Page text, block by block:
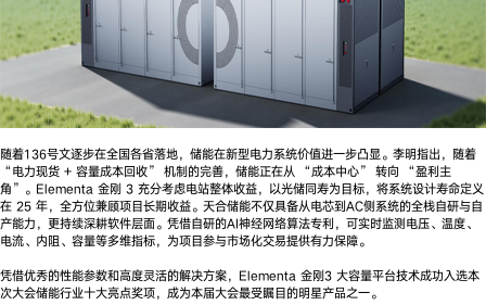
随着136号文逐步在全国各省落地，储能在新型电力系统价值进一步凸显。李明指出，随着
“电力现货 + 容量成本回收” 机制的完善，储能正在从 “成本中心” 转向 “盈利主
角”。Elementa 金刚 3 充分考虑电站整体收益，以光储同寿为目标，将系统设计寿命定义
在 25 年，全方位兼顾项目长期收益。天合储能不仅具备从电芯到AC侧系统的全栈自研与自
产能力，更持续深耕软件层面。凭借自研的AI神经网络算法专利，可实时监测电压、温度、
电流、内阻、容量等多维指标，为项目参与市场化交易提供有力保障。
凭借优秀的性能参数和高度灵活的解决方案，Elementa 金刚3 大容量平台技术成功入选本
次大会储能行业十大亮点奖项，成为本届大会最受瞩目的明星产品之一。